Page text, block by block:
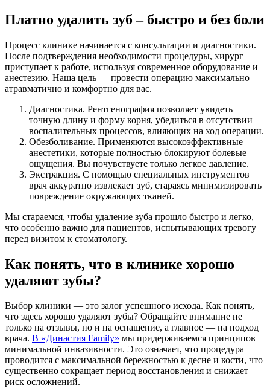
Платно удалить зуб – быстро и без боли
Процесс клинике начинается с консультации и диагностики.
После подтверждения необходимости процедуры, хирург
приступает к работе, используя современное оборудование и
анестезию. Наша цель — провести операцию максимально
атравматично и комфортно для вас.
Диагностика. Рентгенография позволяет увидеть
точную длину и форму корня, убедиться в отсутствии
воспалительных процессов, влияющих на ход операции.
Обезболивание. Применяются высокоэффективные
анестетики, которые полностью блокируют болевые
ощущения. Вы почувствуете только легкое давление.
Экстракция. С помощью специальных инструментов
врач аккуратно извлекает зуб, стараясь минимизировать
повреждение окружающих тканей.
Мы стараемся, чтобы удаление зуба прошло быстро и легко,
что особенно важно для пациентов, испытывающих тревогу
перед визитом к стоматологу.
Как понять, что в клинике хорошо
удаляют зубы?
Выбор клиники — это залог успешного исхода. Как понять,
что здесь хорошо удаляют зубы? Обращайте внимание не
только на отзывы, но и на оснащение, а главное — на подход
врача. В «Династия Family» мы придерживаемся принципов
минимальной инвазивности. Это означает, что процедура
проводится с максимальной бережностью к десне и кости, что
существенно сокращает период восстановления и снижает
риск осложнений.